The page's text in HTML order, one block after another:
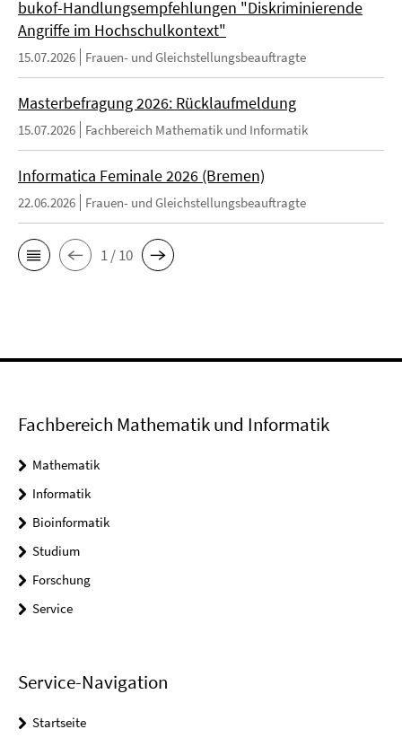
bukof-Handlungsempfehlungen "Diskriminierende
Angriffe im Hochschulkontext"
15.07.2026 Frauen- und Gleichstellungsbeauftragte
Masterbefragung 2026: Rücklaufmeldung
15.07.2026 Fachbereich Mathematik und Informatik
Informatica Feminale 2026 (Bremen)
22.06.2026 Frauen- und Gleichstellungsbeauftragte
1 / 10
Fachbereich Mathematik und Informatik
Mathematik
Informatik
Bioinformatik
Studium
Forschung
Service
Service-Navigation
Startseite